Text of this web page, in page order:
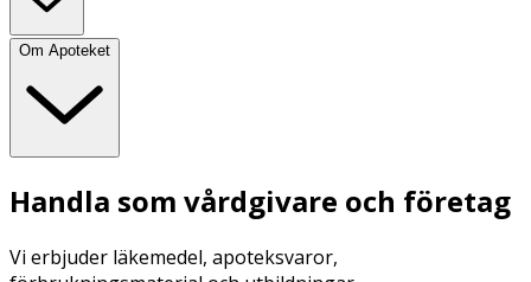
Om Apoteket
Handla som vårdgivare och företag
Vi erbjuder läkemedel, apoteksvaror,